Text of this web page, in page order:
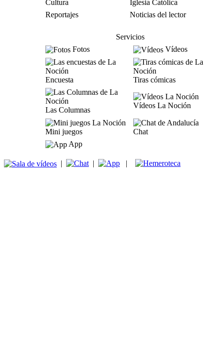
Cultura
Iglesia Católica
Reportajes
Noticias del lector
Servicios
Fotos
Vídeos
Encuesta Tiras cómicas
Las Columnas
Vídeos La Noción
Mini juegos
Chat
App
| | |